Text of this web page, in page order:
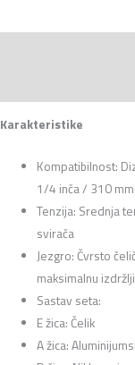
Karakteristike
Kompatibilnost:
1/4 inča / 310
Tenzija: Srednja
svirača
Jezgro: Čvrsto
maksimalnu
Sastav seta:
E žica: Čelik
A žica: